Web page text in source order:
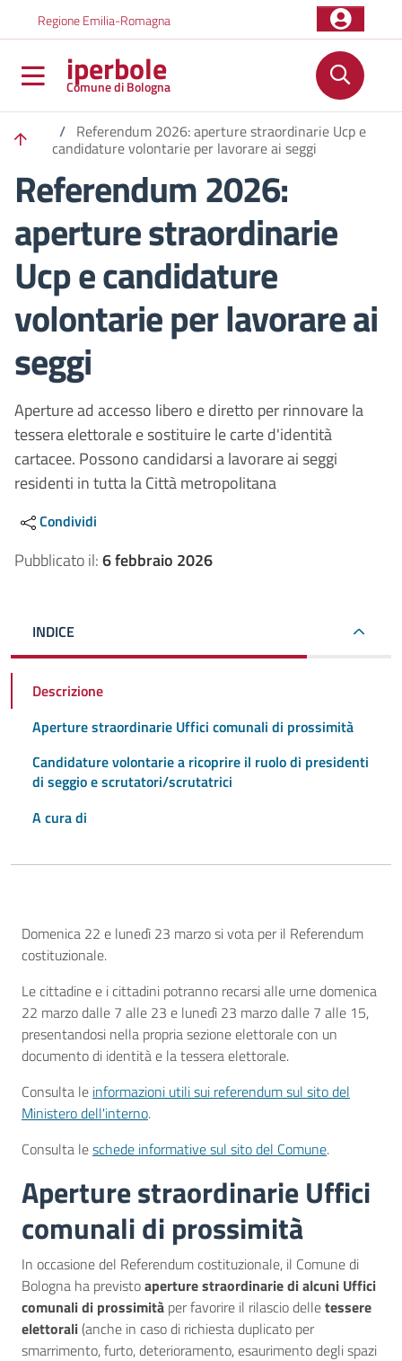
Regione Emilia-Romagna
iperbole
Comune di Bologna
/ Referendum 2026: aperture straordinarie Ucp e
candidature volontarie per lavorare ai seggi
Referendum 2026:
aperture straordinarie
Ucp e candidature
volontarie per lavorare ai
seggi
Aperture ad accesso libero e diretto per rinnovare la
tessera elettorale e sostituire le carte d'identità
cartacee. Possono candidarsi a lavorare ai seggi
residenti in tutta la Città metropolitana
Condividi
Pubblicato il:6 febbraio 2026
INDICE
Descrizione
Aperture straordinarie Uffici comunali di prossimità
Candidature volontarie a ricoprire il ruolo di presidenti
di seggio e scrutatori/scrutatrici
A cura di
Descrizione
Domenica 22 e lunedì 23 marzo si vota per il Referendum
costituzionale.
Le cittadine e i cittadini potranno recarsi alle urne domenica
22 marzo dalle 7 alle 23 e lunedì 23 marzo dalle 7 alle 15,
presentandosi nella propria sezione elettorale con un
documento di identità e la tessera elettorale.
Consulta le informazioni utili sui referendum sul sito del
Ministero dell'interno.
Consulta leschede informative sul sito del Comune.
Aperture straordinarie Uffici
comunali di prossimità
In occasione del Referendum costituzionale, il Comune di
Bologna ha previstoaperture straordinarie di alcuni Uffici
comunali di prossimità per favorire il rilascio delletessere
elettorali (anche in caso di richiesta duplicato per
smarrimento, furto, deterioramento, esaurimento degli spazi